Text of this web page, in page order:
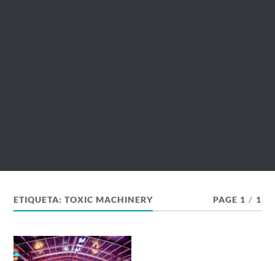
ETIQUETA:TOXIC MACHINERY PAGE 1 / 1